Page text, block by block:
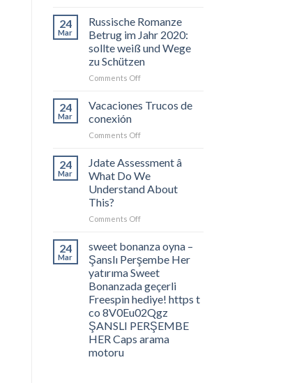
finest
Sites
for
Asexuals
(100percent
of
charge
24
Mar
Russische Romanze
Betrug im Jahr 2020:
sollte weiß und Wege
zu Schützen
Comments Offon
Romanze
Jahr
sollte
weiß
und
Wege
Schützen
24
Mar
Vacaciones Trucos de
conexión
Comments Offon
conexión
24
Mar
Jdate Assessment â
What Do We
Understand About
This?
Comments Offon
What
Do
We
Understand
About
This?
24
Mar
sweet bonanza oyna –
Şanslı Perşembe Her
yatırıma Sweet
Bonanzada geçerli
Freespin hediye! https t
co 8V0Eu02Qgz
ŞANSLI PERŞEMBE
HER Caps arama
motoru